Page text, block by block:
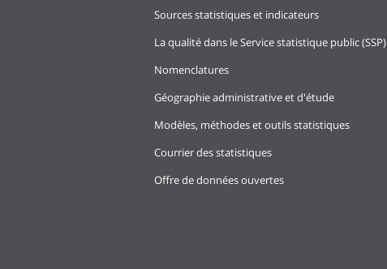
Sources statistiques et indicateurs
La qualité dans le Service statistique public (SSP)
Nomenclatures
Géographie administrative et d'étude
Modèles, méthodes et outils statistiques
Courrier des statistiques
Offre de données ouvertes